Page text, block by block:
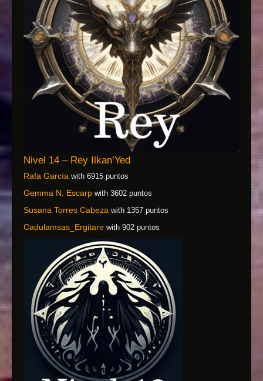
Nivel 14 – Rey Ilkan’Yed
Rafa García with 6915 puntos
Gemma N. Escarp with 3602 puntos
Susana Torres Cabeza with 1357 puntos
Cadulamsas_Ergitare with 902 puntos